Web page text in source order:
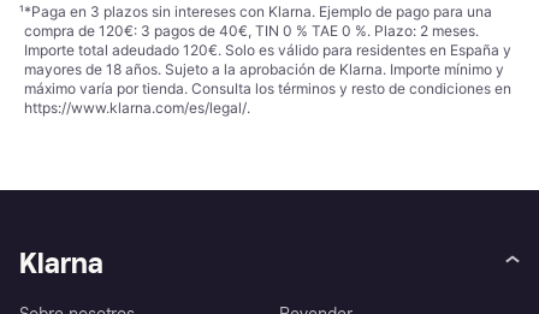
¹*Paga en 3 plazos sin intereses con Klarna. Ejemplo de pago para una
compra de 120€: 3 pagos de 40€, TIN 0 % TAE 0 %. Plazo: 2 meses.
Importe total adeudado 120€. Solo es válido para residentes en España y
mayores de 18 años. Sujeto a la aprobación de Klarna. Importe mínimo y
máximo varía por tienda. Consulta los términos y resto de condiciones en
https://www.klarna.com/es/legal/.
Klarna